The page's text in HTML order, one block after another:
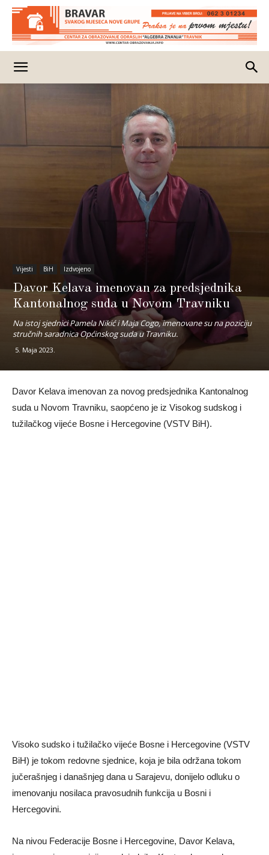
Vijesti BiH Izdvojeno
Davor Kelava imenovan za predsjednika
Kantonalnog suda u Novom Travniku
Na istoj sjednici Pamela Nikić i Maja Cogo, imenovane su na poziciju
stručnih saradnica Općinskog suda u Travniku.
5. Maja 2023.
Davor Kelava imenovan za novog predsjednika Kantonalnog
suda u Novom Travniku, saopćeno je iz Visokog sudskog i
tužilačkog vijeće Bosne i Hercegovine (VSTV BiH).
Visoko sudsko i tužilačko vijeće Bosne i Hercegovine (VSTV
BiH) je tokom redovne sjednice, koja je bila održana tokom
jučerašnjeg i današnjeg dana u Sarajevu, donijelo odluku o
imenovanju nosilaca pravosudnih funkcija u Bosni i
Hercegovini.
Na nivou Federacije Bosne i Hercegovine, Davor Kelava,